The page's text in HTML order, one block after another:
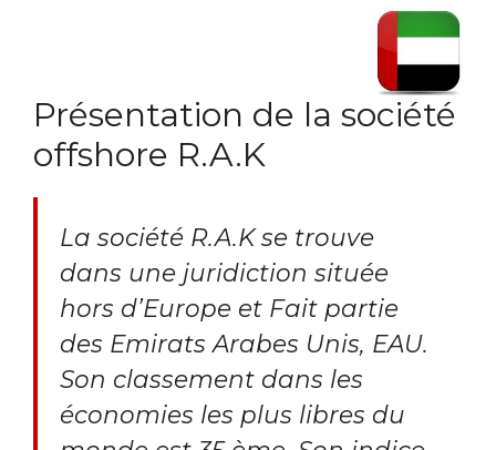
Présentation de la société
offshore R.A.K
La société R.A.K se trouve
dans une juridiction située
hors d’Europe et Fait partie
des Emirats Arabes Unis, EAU.
Son classement dans les
économies les plus libres du